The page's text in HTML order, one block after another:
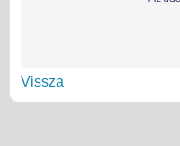
Vissza